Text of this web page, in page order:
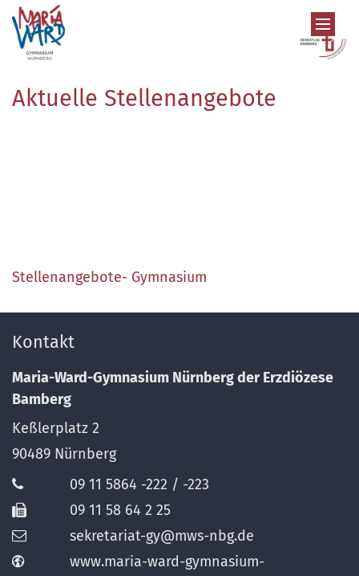
Zum Inhalt springen
Aktuelle Stellenangebote
Stellenangebote- Gymnasium
Kontakt
Maria-Ward-Gymnasium Nürnberg der Erzdiözese
Bamberg
Keßlerplatz 2
90489 Nürnberg
09 11 5864 -222 / -223
09 11 58 64 2 25
sekretariat-gy@mws-nbg.de
www.maria-ward-gymnasium-